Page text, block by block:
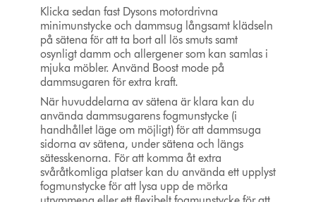
Klicka sedan fast Dysons motordrivna
minimunstycke och dammsug långsamt klädseln
på sätena för att ta bort all lös smuts samt
osynligt damm och allergener som kan samlas i
mjuka möbler. Använd Boost mode på
dammsugaren för extra kraft.
När huvuddelarna av sätena är klara kan du
använda dammsugarens fogmunstycke (i
handhållet läge om möjligt) för att dammsuga
sidorna av sätena, under sätena och längs
sätesskenorna. För att komma åt extra
svåråtkomliga platser kan du använda ett upplyst
fogmunstycke för att lysa upp de mörka